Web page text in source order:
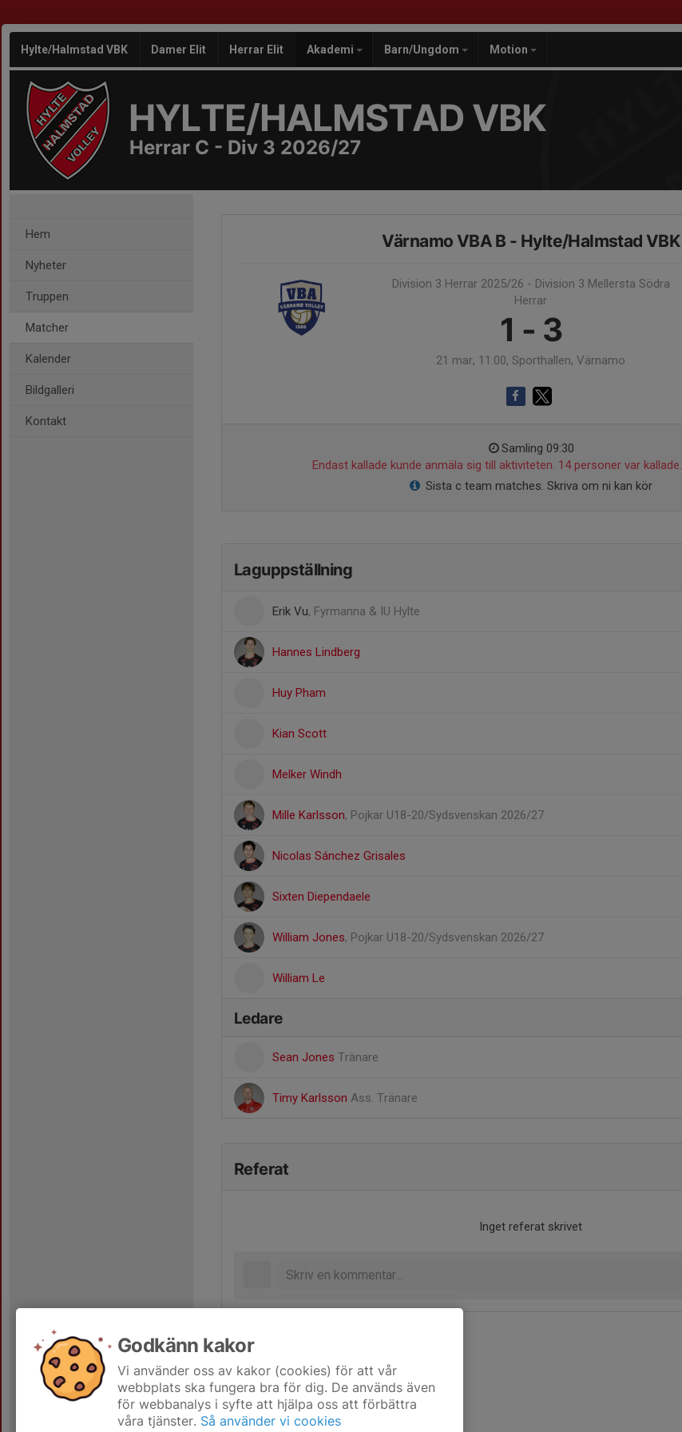
Hylte/Halmstad VBK Damer Elit Herrar Elit Akademi Barn/Ungdom Motion
HYLTE/HALMSTAD VBK
Herrar C - Div 3 2026/27
Hem
Nyheter
Truppen
Matcher
Kalender
Bildgalleri
Kontakt
Värnamo VBA B - Hylte/Halmstad VBK
Division 3 Herrar 2025/26 - Division 3 Mellersta Södra
Herrar
1 - 3
21 mar, 11:00, Sporthallen, Värnamo
Samling 09:30
Endast kallade kunde anmäla sig till aktiviteten. 14 personer var kallade.
Sista c team matches. Skriva om ni kan kör
Laguppställning
Erik Vu, Fyrmanna & IU Hylte
Hannes Lindberg
Huy Pham
Kian Scott
Melker Windh
Mille Karlsson, Pojkar U18-20/Sydsvenskan 2026/27
Nicolas Sánchez Grisales
Sixten Diependaele
William Jones, Pojkar U18-20/Sydsvenskan 2026/27
William Le
Ledare
Sean Jones Tränare
Timy Karlsson Ass. Tränare
Referat
Inget referat skrivet
Godkänn kakor
Vi använder oss av kakor (cookies) för att vår
webbplats ska fungera bra för dig. De används även
för webbanalys i syfte att hjälpa oss att förbättra
våra tjänster. Så använder vi cookies